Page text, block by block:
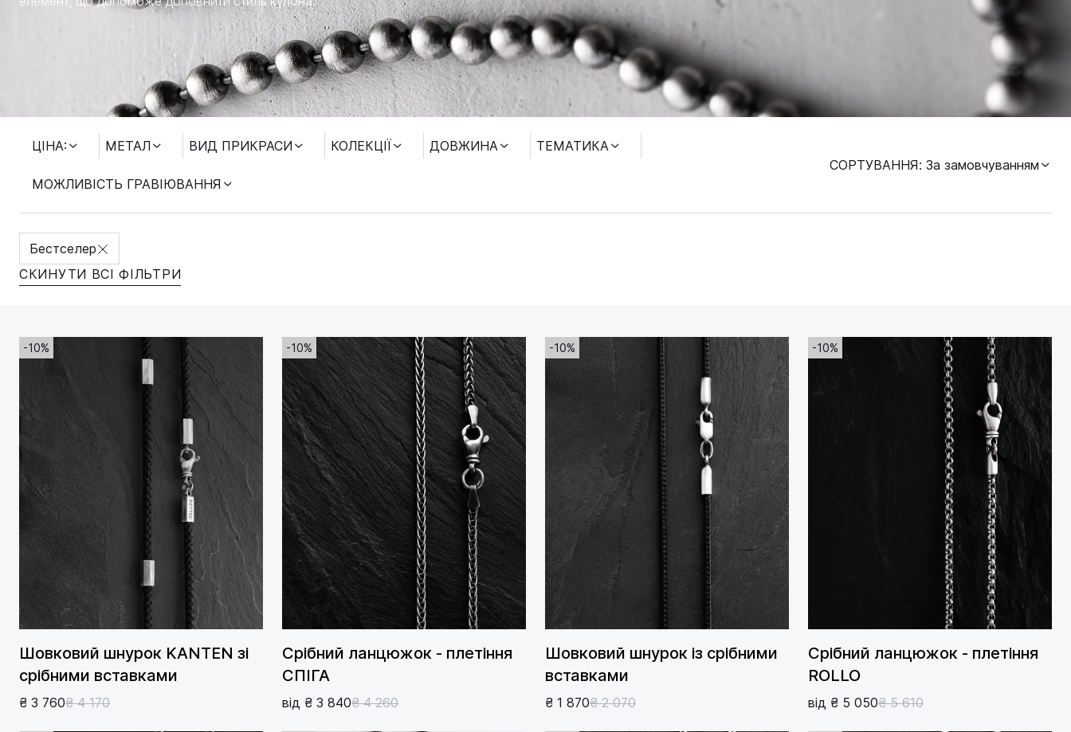
ЦІНА: МЕТАЛ ВИД ПРИКРАСИ КОЛЕКЦІЇ ДОВЖИНА ТЕМАТИКА
МОЖЛИВІСТЬ ГРАВІЮВАННЯ
СОРТУВАННЯ: За замовчуванням
Бестселер
СКИНУТИ ВСІ ФІЛЬТРИ
-10%
Шовковий шнурок KANTEN зі
срібними вставками
₴ 3 760₴ 4 170
-10%
Срібний ланцюжок - плетіння
СПІГА
від ₴ 3 840₴ 4 260
-10%
Шовковий шнурок із срібними
вставками
₴ 1 870₴ 2 070
-10%
Срібний ланцюжок - плетіння
ROLLO
від ₴ 5 050₴ 5 610